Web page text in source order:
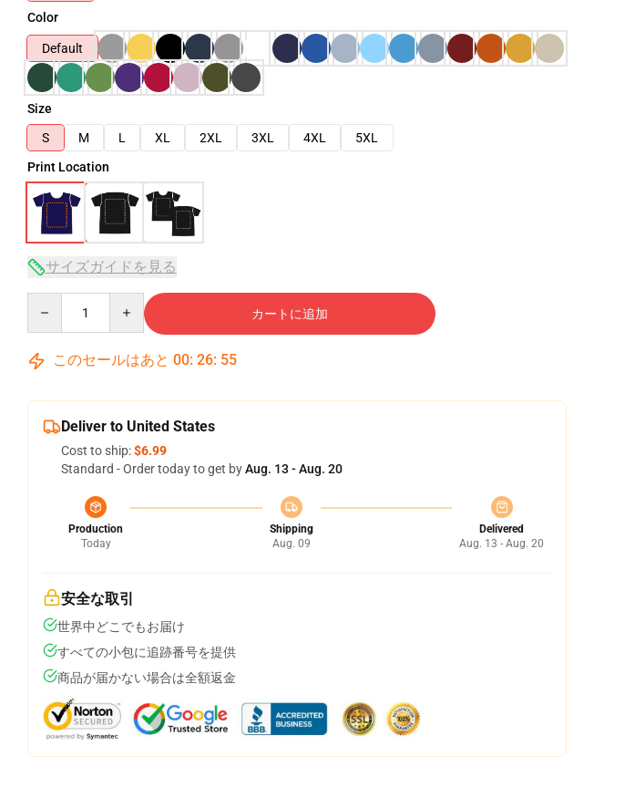
Color
Default
Size
S
M L XL 2XL 3XL 4XL
5XL
Print Location
サイズガイドを見る
カートに追加
このセールはあと 00: 26: 54
Deliver to United States
Cost to ship:$6.99
Standard - Order today to get byAug. 13 - Aug. 20
Production
Today
Shipping
Aug. 09
Delivered
Aug. 13 - Aug. 20
安全な取引
世界中どこでもお届け
すべての小包に追跡番号を提供
商品が届かない場合は全額返金